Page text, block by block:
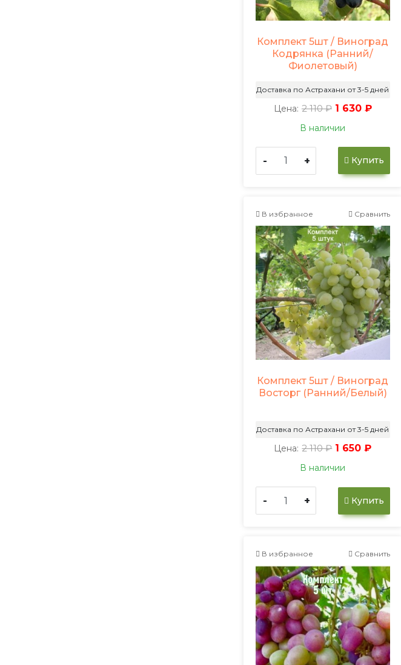
Комплект 5шт / Виноград
Кодрянка (Ранний/
Фиолетовый)
Доставка по Астрахани от 3-5 дней
Цена: 2 110 ₽ 1 630 ₽
В наличии
- + Купить
В избранное Сравнить
Комплект 5шт / Виноград
Восторг (Ранний/Белый)
Доставка по Астрахани от 3-5 дней
Цена: 2 110 ₽ 1 650 ₽
В наличии
- + Купить
В избранное Сравнить